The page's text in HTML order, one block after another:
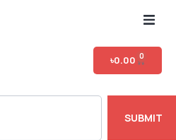
৳0.00 0
SUBMIT